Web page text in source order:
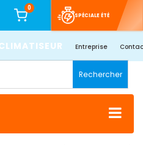
0
SPÉCIALE ÉTÉ
Entreprise
Rechercher